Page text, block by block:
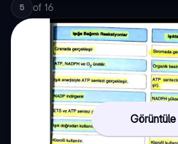
5 of 16
Görüntüle